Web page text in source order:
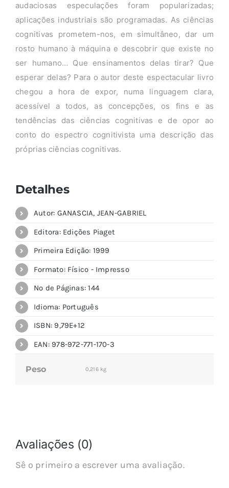
audaciosas especulações foram popularizadas;
aplicações industriais são programadas. As ciências
cognitivas prometem-nos, em simultâneo, dar um
rosto humano à máquina e descobrir que existe no
ser humano… Que ensinamentos delas tirar? Que
esperar delas? Para o autor deste espectacular livro
chegou a hora de expor, numa linguagem clara,
acessível a todos, as concepções, os fins e as
tendências das ciências cognitivas e de opor ao
conto do espectro cognitivista uma descrição das
próprias ciências cognitivas.
Detalhes
Autor: GANASCIA, JEAN-GABRIEL
Editora: Edições Piaget
Primeira Edição: 1999
Formato: Físico - Impresso
Nº de Páginas: 144
Idioma: Português
ISBN: 9,79E+12
EAN: 978-972-771-170-3
Peso 0,216 kg
Avaliações (0)
Sê o primeiro a escrever uma avaliação.